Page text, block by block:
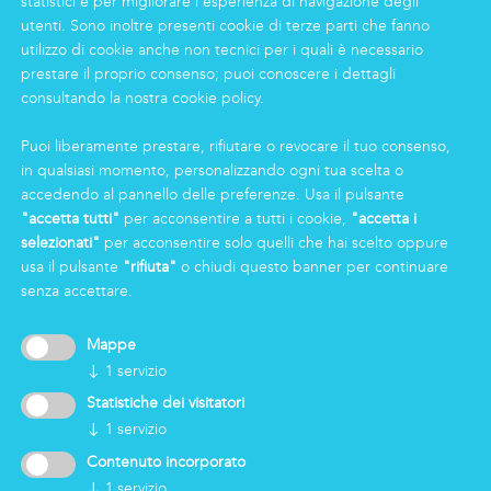
INFORMAZIONI
Gruppo
Certificazioni
News
Markas Family
Press
AREA RISERVATA
utenti. Sono inoltre presenti cookie di terze parti che fanno
utilizzo di cookie anche non tecnici per i quali è necessario
prestare il proprio consenso; puoi conoscere i dettagli
consultando la nostra cookie policy.
Puoi liberamente prestare, rifiutare o revocare il tuo consenso,
in qualsiasi momento, personalizzando ogni tua scelta o
accedendo al pannello delle preferenze. Usa il pulsante
"accetta tutti" per acconsentire a tutti i cookie, "accetta i
selezionati" per acconsentire solo quelli che hai scelto oppure
usa il pulsante "rifiuta" o chiudi questo banner per continuare
senza accettare.
Mappe
↓ 1 servizio
Statistiche dei visitatori
↓ 1 servizio
Contenuto incorporato